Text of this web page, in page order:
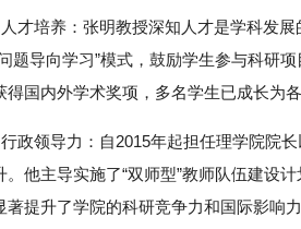
才培养：张明教授深知人才是学科发
题导向学习”模式，鼓励学生参与科研
得国内外学术奖项，多名学生已成长为
政领导力：自2015年起担任理学院院
。他主导实施了“双师型”教师队伍建设
著提升了学院的科研竞争力和国际影响